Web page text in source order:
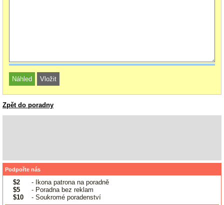
Zpět do poradny
Podpořte nás
$2
- Ikona patrona na poradně
$5
- Poradna bez reklam
$10
- Soukromé poradenství